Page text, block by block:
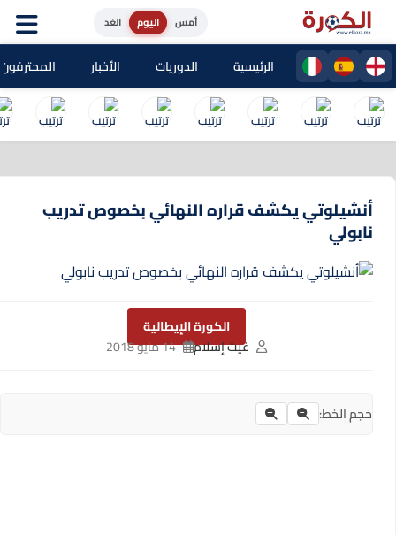
اليوم الغد
الرئيسية الدوريات الأخبار المحترفون
أنشيلوتي يكشف قراره النهائي بخصوص تدريب
نابولي
الكورة الإيطالية
غيث إسلام
14 مايو 2018
حجم الخط: